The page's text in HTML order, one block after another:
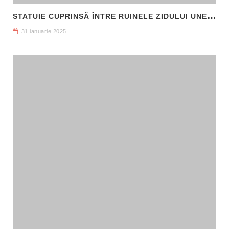
S
TATUIE CUPRINSĂ ÎNTRE RUINELE ZIDULUI UNEI CLĂDIRI, DESCOPERITĂ LA FILIPI
31 ianuarie 2025